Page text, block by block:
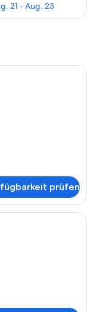
21 - Aug. 23
mit einem großen
prüfen
Schreibtisch,